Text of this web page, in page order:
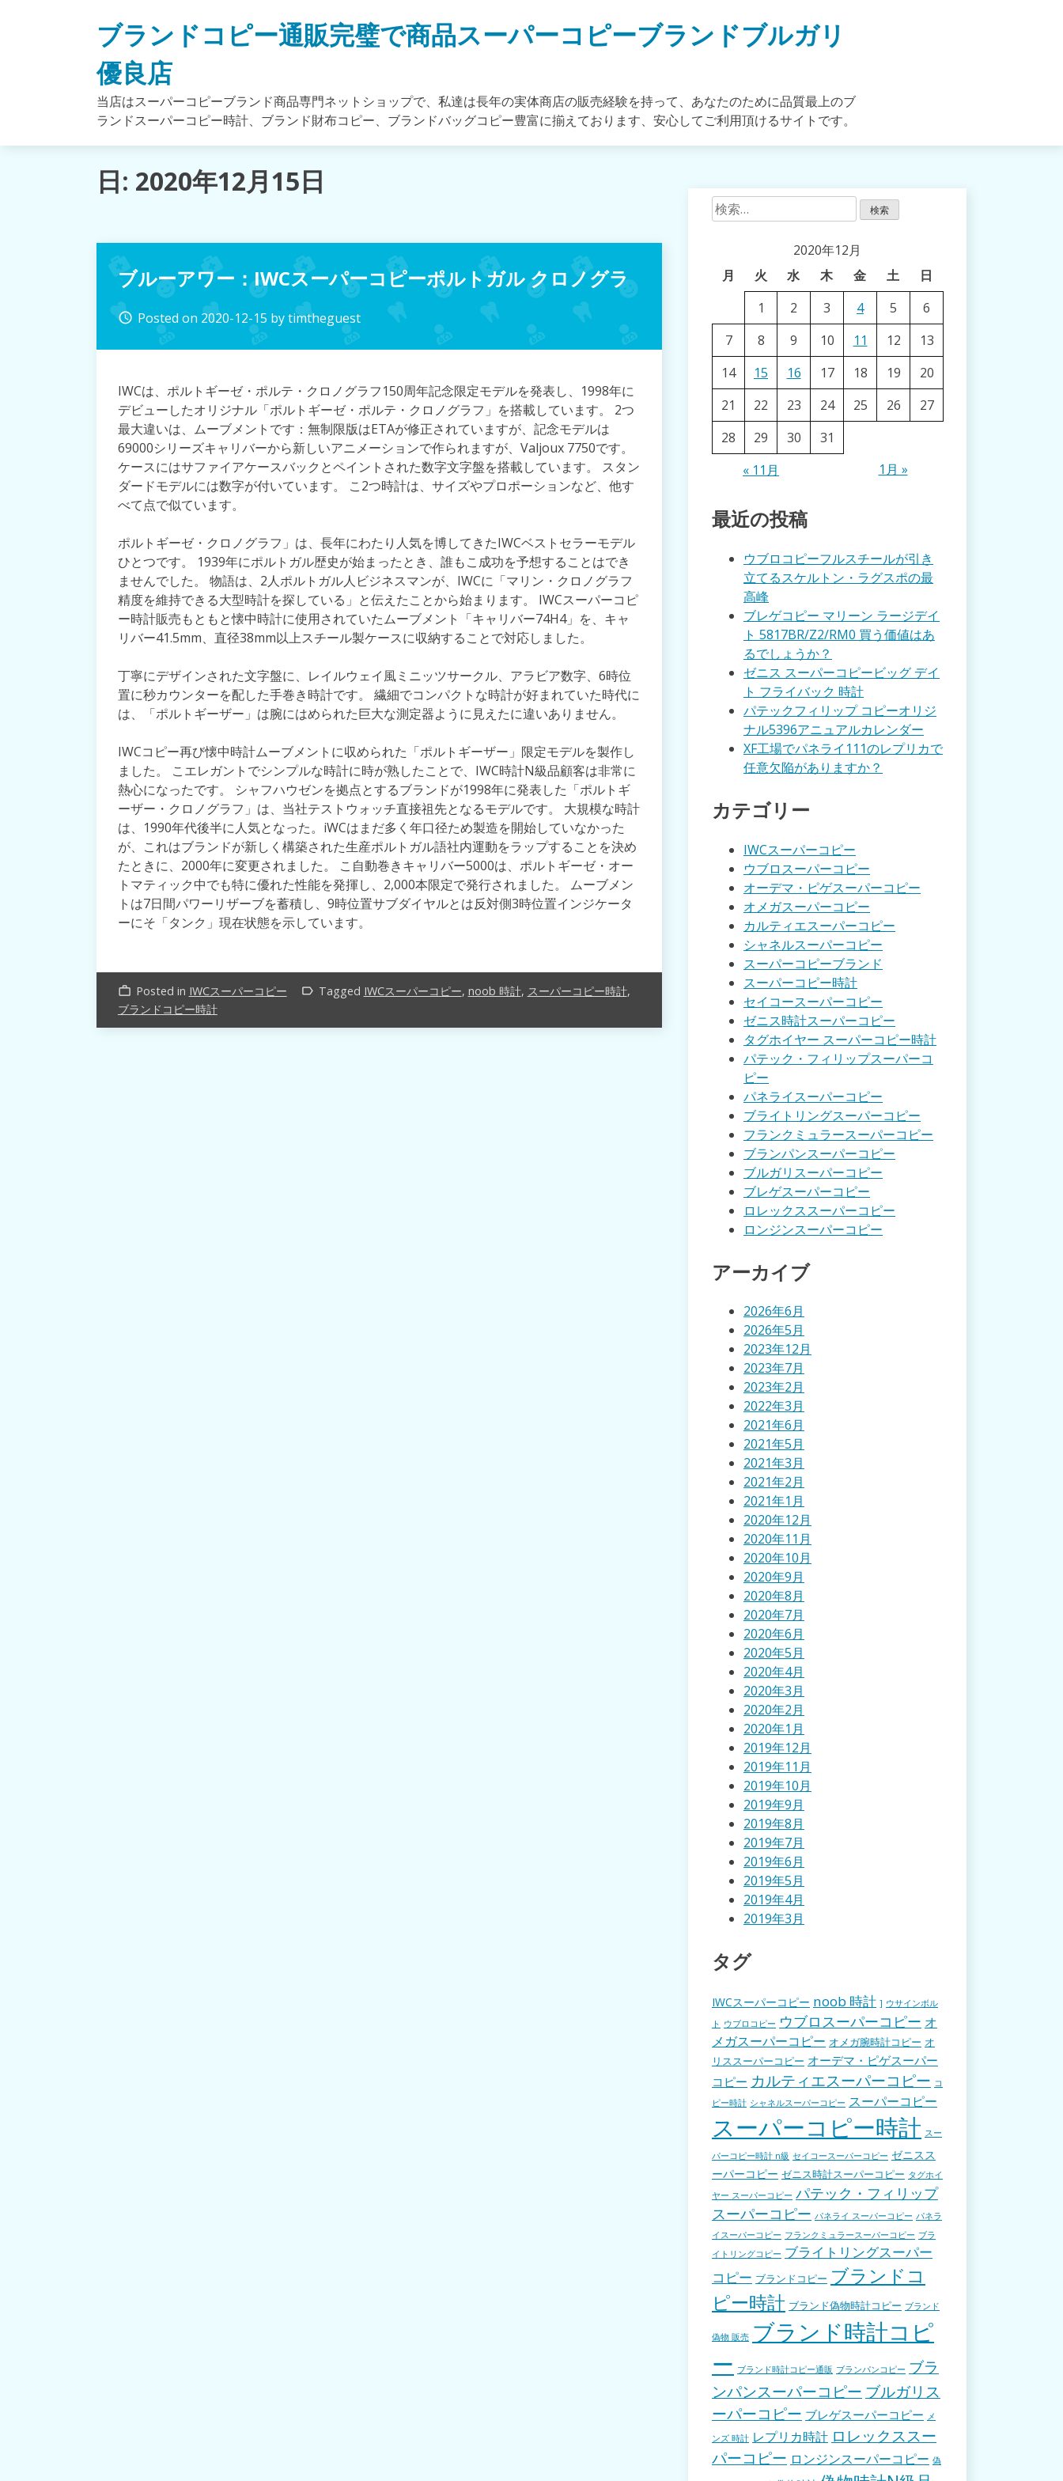
ブランドコピー通販完璧で商品スーパーコピーブランドブルガリ
優良店
当店はスーパーコピーブランド商品専門ネットショップで、私達は長年の実体商店の販売経験を持って、あなたのために品質最上のブ
ランドスーパーコピー時計、ブランド財布コピー、ブランドバッグコピー豊富に揃えております、安心してご利用頂けるサイトです。
日: 2020年12月15日
ブルーアワー：IWCスーパーコピーポルトガル クロノグラ
access_time Posted on 2020-12-15 bytimtheguest
IWCは、ポルトギーゼ・ポルテ・クロノグラフ150周年記念限定モデルを発表し、1998年に
デビューしたオリジナル「ポルトギーゼ・ポルテ・クロノグラフ」を搭載しています。 2つ
最大違いは、ムーブメントです：無制限版はETAが修正されていますが、記念モデルは
69000シリーズキャリバーから新しいアニメーションで作られますが、Valjoux 7750です。
ケースにはサファイアケースバックとペイントされた数字文字盤を搭載しています。 スタン
ダードモデルには数字が付いています。 こ2つ時計は、サイズやプロポーションなど、他す
べて点で似ています。
ポルトギーゼ・クロノグラフ」は、長年にわたり人気を博してきたIWCベストセラーモデル
ひとつです。 1939年にポルトガル歴史が始まったとき、誰もこ成功を予想することはでき
ませんでした。 物語は、2人ポルトガル人ビジネスマンが、IWCに「マリン・クロノグラフ
精度を維持できる大型時計を探している」と伝えたことから始まります。 IWCスーパーコピ
ー時計販売もともと懐中時計に使用されていたムーブメント「キャリバー74H4」を、キャ
リバー41.5mm、直径38mm以上スチール製ケースに収納することで対応しました。
丁寧にデザインされた文字盤に、レイルウェイ風ミニッツサークル、アラビア数字、6時位
置に秒カウンターを配した手巻き時計です。 繊細でコンパクトな時計が好まれていた時代に
は、「ポルトギーザー」は腕にはめられた巨大な測定器ように見えたに違いありません。
IWCコピー再び懐中時計ムーブメントに収められた「ポルトギーザー」限定モデルを製作し
ました。 こエレガントでシンプルな時計に時が熟したことで、IWC時計N級品顧客は非常に
熱心になったです。 シャフハウゼンを拠点とするブランドが1998年に発表した「ポルトギ
ーザー・クロノグラフ」は、当社テストウォッチ直接祖先となるモデルです。 大規模な時計
は、1990年代後半に人気となった。iWCはまだ多く年口径ため製造を開始していなかった
が、これはブランドが新しく構築された生産ポルトガル語社内運動をラップすることを決め
たときに、2000年に変更されました。 こ自動巻きキャリバー5000は、ポルトギーゼ・オー
トマティック中でも特に優れた性能を発揮し、2,000本限定で発行されました。 ムーブメン
トは7日間パワーリザーブを蓄積し、9時位置サブダイヤルとは反対側3時位置インジケータ
ーにそ「タンク」現在状態を示しています。
work_outline Posted in IWCスーパーコピー label_outline Tagged IWCスーパーコピー, noob 時計, スーパーコピー時計,
ブランドコピー時計
検
索:
2020年12月
月
火 水 木 金 土 日
« 11月 1月 »
1 2 3 4 5
6
7
8 9 10 11 12
13
14
15 16 17 18 19
20
21
22 23 24 25 26
27
28
29 30 31
最近の投稿
ウブロコピーフルスチールが引き
立てるスケルトン・ラグスポの最
高峰
ブレゲコピー マリーン ラージデイ
ト 5817BR/Z2/RM0 買う価値はあ
るでしょうか？
ゼニス スーパーコピービッグ デイ
ト フライバック 時計
パテックフィリップ コピーオリジ
ナル5396アニュアルカレンダー
XF工場でパネライ111のレプリカで
任意欠陥がありますか？
カテゴリー
IWCスーパーコピー
ウブロスーパーコピー
オーデマ・ピゲスーパーコピー
オメガスーパーコピー
カルティエスーパーコピー
シャネルスーパーコピー
スーパーコピーブランド
スーパーコピー時計
セイコースーパーコピー
ゼニス時計スーパーコピー
タグホイヤー スーパーコピー時計
パテック・フィリップスーパーコ
ピー
パネライスーパーコピー
ブライトリングスーパーコピー
フランクミュラースーパーコピー
ブランパンスーパーコピー
ブルガリスーパーコピー
ブレゲスーパーコピー
ロレックススーパーコピー
ロンジンスーパーコピー
アーカイブ
2026年6月
2026年5月
2023年12月
2023年7月
2023年2月
2022年3月
2021年6月
2021年5月
2021年3月
2021年2月
2021年1月
2020年12月
2020年11月
2020年10月
2020年9月
2020年8月
2020年7月
2020年6月
2020年5月
2020年4月
2020年3月
2020年2月
2020年1月
2019年12月
2019年11月
2019年10月
2019年9月
2019年8月
2019年7月
2019年6月
2019年5月
2019年4月
2019年3月
タグ
IWCスーパーコピー noob 時計 ] ウサインボル
ト ウブロコピー ウブロスーパーコピー オ
メガスーパーコピー オメガ腕時計コピー オ
リススーパーコピー オーデマ・ピゲスーパー
コピー カルティエスーパーコピー コ
ピー時計 シャネルスーパーコピー スーパーコピー
スーパーコピー時計 スー
パーコピー時計 n級 セイコースーパーコピー ゼニスス
ーパーコピー ゼニス時計スーパーコピー タグホイ
ヤー スーパーコピー パテック・フィリップ
スーパーコピー パネライ スーパーコピー パネラ
イスーパーコピー フランクミュラースーパーコピー ブラ
イトリングコピー ブライトリングスーパー
コピー ブランドコピー ブランドコ
ピー時計 ブランド偽物時計コピー ブランド
偽物 販売 ブランド時計コピ
ー ブランド時計コピー通販 ブランパンコピー ブラ
ンパンスーパーコピー ブルガリス
ーパーコピー ブレゲスーパーコピー メ
ンズ 時計 レプリカ時計 ロレックススー
パーコピー ロンジンスーパーコピー 偽